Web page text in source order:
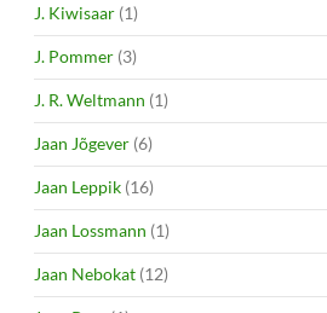
J. Kiwisaar (1)
J. Pommer (3)
J. R. Weltmann (1)
Jaan Jõgever (6)
Jaan Leppik (16)
Jaan Lossmann (1)
Jaan Nebokat (12)